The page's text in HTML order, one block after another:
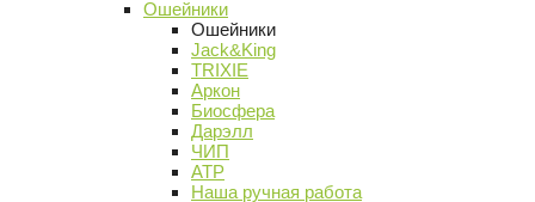
Ошейники
Ошейники
Jack&King
TRIXIE
Аркон
Биосфера
Дарэлл
ЧИП
АТР
Наша ручная работа